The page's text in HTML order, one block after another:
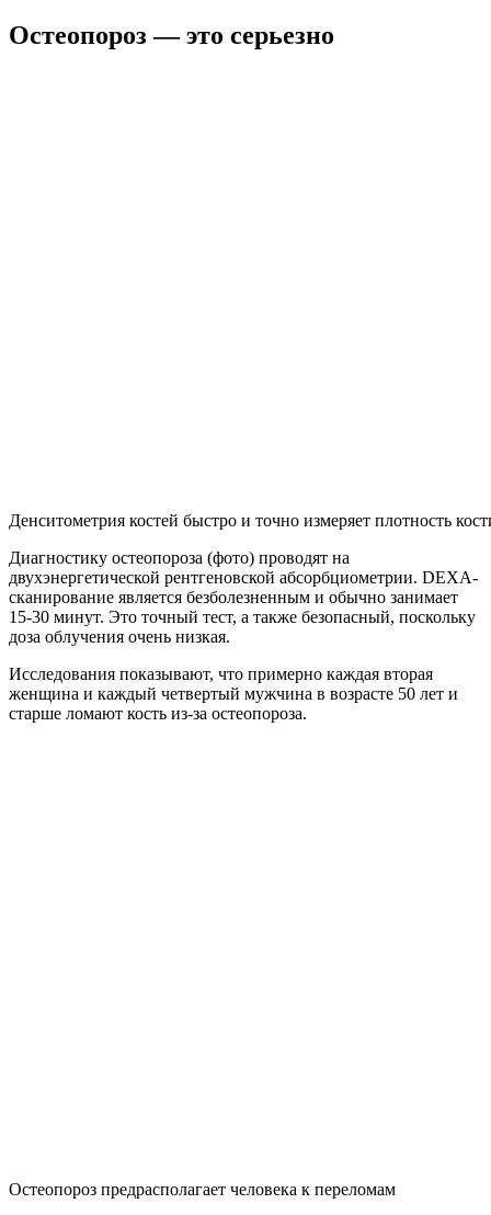
Остеопороз — это серьезно
Денситометрия костей быстро и точно измеряет плотность
Диагностику остеопороза (фото) проводят на
двухэнергетической рентгеновской абсорбциометрии. DEXA-
сканирование является безболезненным и обычно занимает
15-30 минут. Это точный тест, а также безопасный, поскольку
доза облучения очень низкая.
Исследования показывают, что примерно каждая вторая
женщина и каждый четвертый мужчина в возрасте 50 лет и
старше ломают кость из-за остеопороза.
Остеопороз предрасполагает человека к переломам